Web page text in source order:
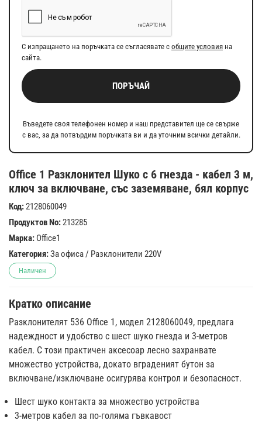
Office 1 Разклонител Шуко с 6 гнезда - кабел 3 м,
ключ за включване, със заземяване, бял корпус
Код:2128060049
Продуктов No:213285
Марка: Office1
Категория:За офиса/ Разклонители 220V
Наличен
Кратко описание
Разклонителят 536 Office 1, модел 2128060049, предлага
надеждност и удобство с шест шуко гнезда и 3-метров
кабел. С този практичен аксесоар лесно захранвате
множество устройства, докато вграденият бутон за
включване/изключване осигурява контрол и безопасност.
Шест шуко контакта за множество устройства
3-метров кабел за по-голяма гъвкавост
С изпращането на поръчката се съгласявате с общите условия на
сайта.
ПОРЪЧАЙ
Въведете своя телефонен номер и наш представител ще се свърже
с вас, за да потвърдим поръчката ви и да уточним всички детайли.